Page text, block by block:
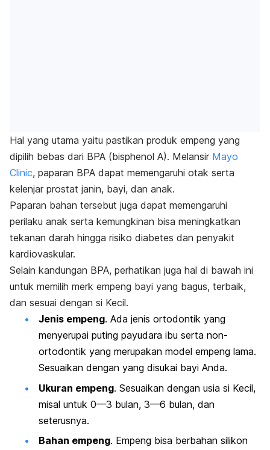
Hal yang utama yaitu pastikan produk empeng yang
dipilih bebas dari BPA (bisphenol A). Melansir Mayo
Clinic, paparan BPA dapat memengaruhi otak serta
kelenjar prostat janin, bayi, dan anak.
Paparan bahan tersebut juga dapat memengaruhi
perilaku anak serta kemungkinan bisa meningkatkan
tekanan darah hingga risiko diabetes dan penyakit
kardiovaskular.
Selain kandungan BPA, perhatikan juga hal di bawah ini
untuk memilih merk empeng bayi yang bagus, terbaik,
dan sesuai dengan si Kecil.
Jenis empeng. Ada jenis ortodontik yang
menyerupai puting payudara ibu serta non-
ortodontik yang merupakan model empeng lama.
Sesuaikan dengan yang disukai bayi Anda.
Ukuran empeng. Sesuaikan dengan usia si Kecil,
misal untuk 0—3 bulan, 3—6 bulan, dan
seterusnya.
Bahan empeng. Empeng bisa berbahan silikon